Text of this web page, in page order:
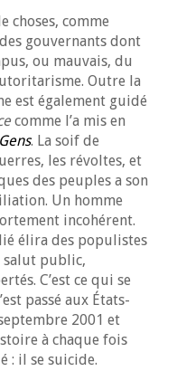
choses, comme
gouvernants dont
ou mauvais, du
Outre la
est également guidé
comme l’a mis en
. La soif de
les révoltes, et
des peuples a son
Un homme
incohérent.
élira des populistes
salut public,
C’est ce qui se
passé aux États-
2001 et
à chaque fois
: il se suicide.